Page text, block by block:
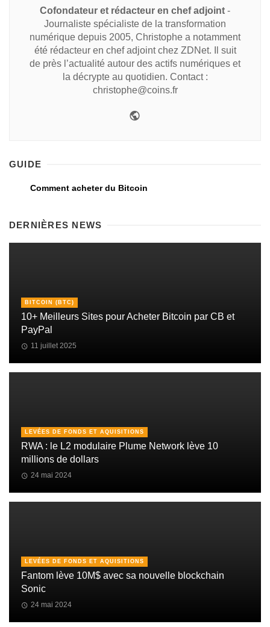
Cofondateur et rédacteur en chef adjoint -
Journaliste spécialiste de la transformation
numérique depuis 2005, Christophe a notamment
été rédacteur en chef adjoint chez ZDNet. Il suit
de près l’actualité autour des actifs numériques et
la décrypte au quotidien. Contact :
christophe@coins.fr
GUIDE
Comment acheter du Bitcoin
DERNIÈRES NEWS
BITCOIN (BTC)
10+ Meilleurs Sites pour Acheter Bitcoin par CB et
PayPal
11 juillet 2025
LEVÉES DE FONDS ET AQUISITIONS
RWA : le L2 modulaire Plume Network lève 10
millions de dollars
24 mai 2024
LEVÉES DE FONDS ET AQUISITIONS
Fantom lève 10M$ avec sa nouvelle blockchain
Sonic
24 mai 2024